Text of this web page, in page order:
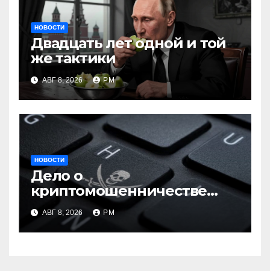
НОВОСТИ
Двадцать лет одной и той
же тактики
АВГ 8, 2026 РМ
НОВОСТИ
Дело о
криптомошенничестве
оборачивают в содействие
терроризму
АВГ 8, 2026 РМ